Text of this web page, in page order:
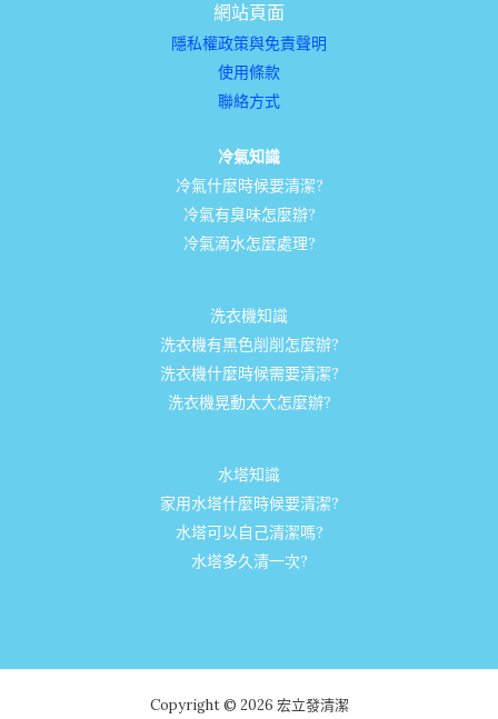
網站頁面
隱私權政策與免責聲明
使用條款
聯絡方式
冷氣知識
冷氣什麼時候要清潔?
冷氣有臭味怎麼辦?
冷氣滴水怎麼處理?
洗衣機知識
洗衣機有黑色削削怎麼辦?
洗衣機什麼時候需要清潔?
洗衣機晃動太大怎麼辦?
水塔知識
家用水塔什麼時候要清潔?
水塔可以自己清潔嗎?
水塔多久清一次?
Copyright © 2026 宏立發清潔